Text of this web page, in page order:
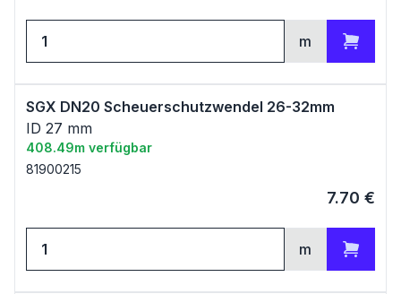
m
SGX DN20 Scheuerschutzwendel 26-32mm
ID 27 mm
408.49m verfügbar
81900215
7.70 €
m